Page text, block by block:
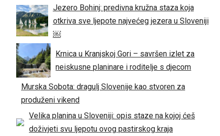
Jezero Bohinj: predivna kružna staza koja
otkriva sve ljepote najvećeg jezera u Sloveniji
￼
Krnica u Kranjskoj Gori – savršen izlet za
neiskusne planinare i roditelje s djecom
Murska Sobota: dragulj Slovenije kao stvoren za
produženi vikend
Velika planina u Sloveniji: opis staze na kojoj ćeš
doživjeti svu ljepotu ovog pastirskog kraja